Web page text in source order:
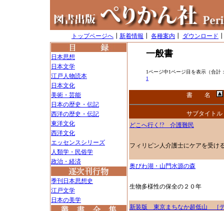
トップページへ 新着情報 各種案内 ダウンロード
日本思想
日本文学
江戸人物読本
日本文化
美術・芸能
日本の歴史・伝記
西洋の歴史・伝記
東洋文化
西洋文化
エッセンスシリーズ
人類学・民俗学
政治・経済
季刊日本思想史
江戸文学
日本の美学
一般書
1ページ中1ページ目を表示（合計
1
書 名
サブタイトル
どこへ行く!? 介護難民
フィリピン人介護士にケアを受け
奥びわ湖・山門水源の森
生物多様性の保全の２０年
新装版 東京まちなか超低山 ［